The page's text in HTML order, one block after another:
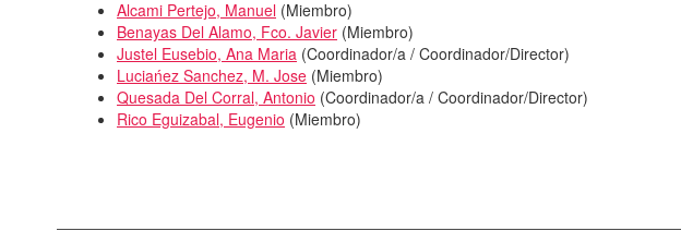
Alcami Pertejo, Manuel (Miembro)
Benayas Del Alamo, Fco. Javier (Miembro)
Justel Eusebio, Ana Maria (Coordinador/a / Coordinador/Director)
Luciańez Sanchez, M. Jose (Miembro)
Quesada Del Corral, Antonio (Coordinador/a / Coordinador/Director)
Rico Eguizabal, Eugenio (Miembro)